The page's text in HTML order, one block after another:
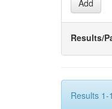
Results/
Results